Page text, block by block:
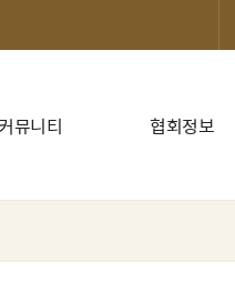
커뮤니티 협회정보